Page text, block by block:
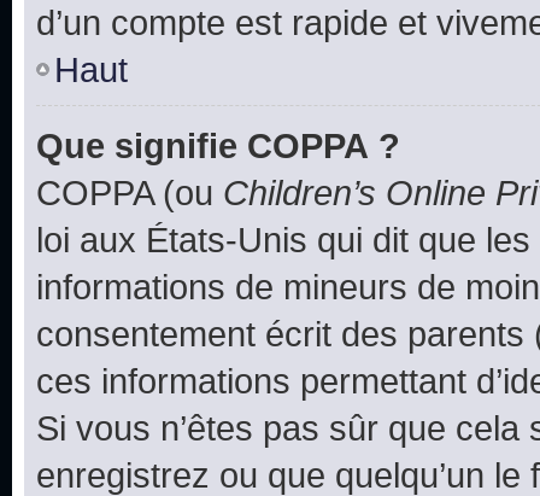
d’un compte est rapide et
Haut
Que signifie COPPA ?
COPPA (ou Children’s Online
loi aux États-Unis qui dit que
informations de mineurs de
consentement écrit des parents
ces informations permettant
Si vous n’êtes pas sûr que
enregistrez ou que quelqu’un